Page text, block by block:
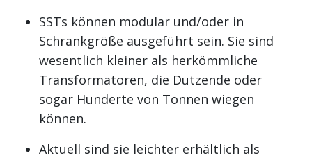
SSTs können modular und/oder in
Schrankgröße ausgeführt sein. Sie sind
wesentlich kleiner als herkömmliche
Transformatoren, die Dutzende oder
sogar Hunderte von Tonnen wiegen
können.
Aktuell sind sie leichter erhältlich als